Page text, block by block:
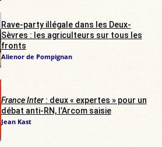
Rave-party illégale dans les Deux-
Sèvres : les agriculteurs sur tous les
fronts
Alienor de Pompignan
France Inter: deux « expertes » pour un
débat anti-RN, l’Arcom saisie
Jean Kast